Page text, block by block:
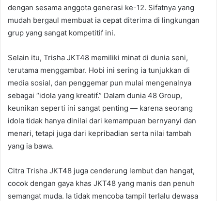
dengan sesama anggota generasi ke-12. Sifatnya yang
mudah bergaul membuat ia cepat diterima di lingkungan
grup yang sangat kompetitif ini.
Selain itu, Trisha JKT48 memiliki minat di dunia seni,
terutama menggambar. Hobi ini sering ia tunjukkan di
media sosial, dan penggemar pun mulai mengenalnya
sebagai “idola yang kreatif.” Dalam dunia 48 Group,
keunikan seperti ini sangat penting — karena seorang
idola tidak hanya dinilai dari kemampuan bernyanyi dan
menari, tetapi juga dari kepribadian serta nilai tambah
yang ia bawa.
Citra Trisha JKT48 juga cenderung lembut dan hangat,
cocok dengan gaya khas JKT48 yang manis dan penuh
semangat muda. Ia tidak mencoba tampil terlalu dewasa